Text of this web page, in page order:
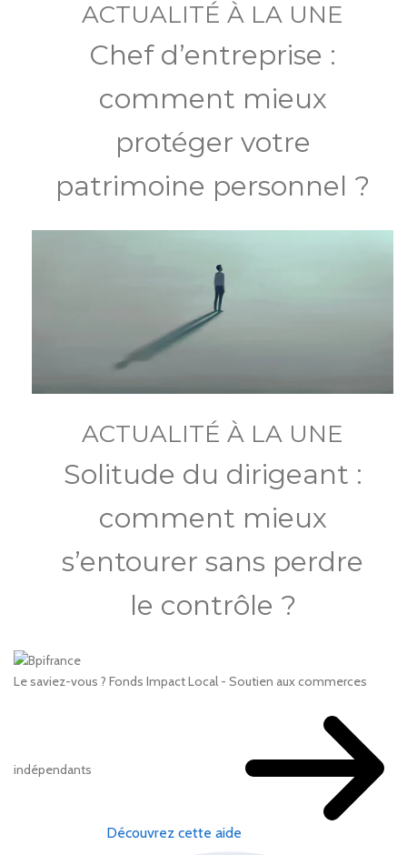
ACTUALITÉ À LA UNE
Chef d’entreprise :
comment mieux
protéger votre
patrimoine personnel ?
ACTUALITÉ À LA UNE
Solitude du dirigeant :
comment mieux
s’entourer sans perdre
le contrôle ?
Le saviez-vous ? Fonds Impact Local - Soutien aux commerces
indépendants
Découvrez cette aide